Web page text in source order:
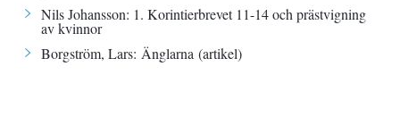
Nils Johansson: 1. Korintierbrevet 11-14 och prästvigning
av kvinnor
Borgström, Lars: Änglarna (artikel)